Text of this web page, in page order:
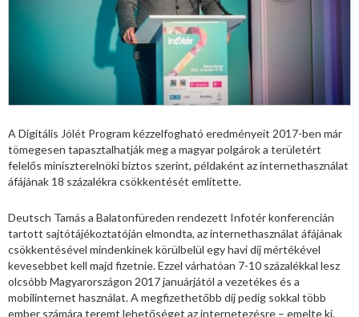
A Digitális Jólét Program kézzelfogható eredményeit 2017-ben már
tömegesen tapasztalhatják meg a magyar polgárok a területért
felelős miniszterelnöki biztos szerint, példaként az internethasználat
áfájának 18 százalékra csökkentését említette.
Deutsch Tamás a Balatonfüreden rendezett Infotér konferencián
tartott sajtótájékoztatóján elmondta, az internethasználat áfájának
csökkentésével mindenkinek körülbelül egy havi díj mértékével
kevesebbet kell majd fizetnie. Ezzel várhatóan 7-10 százalékkal lesz
olcsóbb Magyarországon 2017 januárjától a vezetékes és a
mobilinternet használat. A megfizethetőbb díj pedig sokkal több
ember számára teremt lehetőséget az internetezésre – emelte ki.